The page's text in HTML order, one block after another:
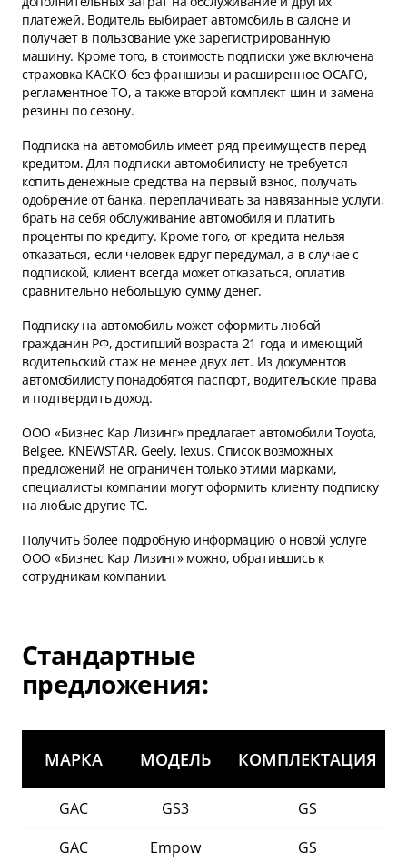
платежей. Водитель выбирает автомобиль в салоне и
получает в пользование уже зарегистрированную
машину. Кроме того, в стоимость подписки уже включена
страховка КАСКО без франшизы и расширенное ОСАГО,
регламентное ТО, а также второй комплект шин и замена
резины по сезону.
Подписка на автомобиль имеет ряд преимуществ перед
кредитом. Для подписки автомобилисту не требуется
копить денежные средства на первый взнос, получать
одобрение от банка, переплачивать за навязанные услуги,
брать на себя обслуживание автомобиля и платить
проценты по кредиту. Кроме того, от кредита нельзя
отказаться, если человек вдруг передумал, а в случае с
подпиской, клиент всегда может отказаться, оплатив
сравнительно небольшую сумму денег.
Подписку на автомобиль может оформить любой
гражданин РФ, достигший возраста 21 года и имеющий
водительский стаж не менее двух лет. Из документов
автомобилисту понадобятся паспорт, водительские права
и подтвердить доход.
ООО «Бизнес Кар Лизинг» предлагает автомобили Toyota,
Belgee, KNEWSTAR, Geely, lexus. Список возможных
предложений не ограничен только этими марками,
специалисты компании могут оформить клиенту подписку
на любые другие ТС.
Получить более подробную информацию о новой услуге
ООО «Бизнес Кар Лизинг» можно, обратившись к
сотрудникам компании.
Стандартные
предложения:
МАРКА МОДЕЛЬ КОМПЛЕКТАЦИЯ
GAC GS3
GS
GAC
Empow GS